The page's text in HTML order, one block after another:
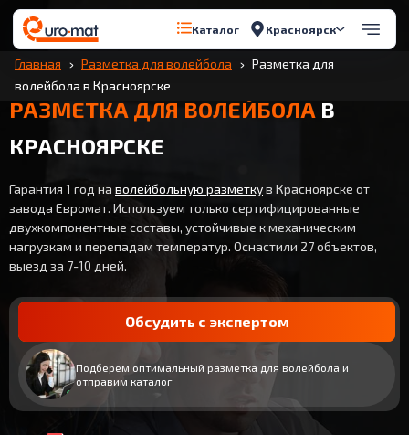
Каталог Красноярск
Главная Разметка для волейбола
Разметка для
волейбола в Красноярске
РАЗМЕТКА ДЛЯ ВОЛЕЙБОЛА В
КРАСНОЯРСКЕ
Гарантия 1 год на волейбольную разметкув Красноярске от
завода Евромат. Используем только сертифицированные
двухкомпонентные составы, устойчивые к механическим
нагрузкам и перепадам температур. Оснастили 27 объектов,
выезд за 7-10 дней.
Обсудить с экспертом
Подберем оптимальный разметка для волейбола и
отправим каталог